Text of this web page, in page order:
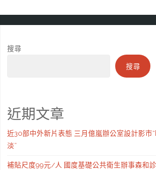
搜尋
搜尋
近期文章
近30部中外新片表態 三月億嵐辦公室設計影市
淡”
補貼尺度99元/人 國度基礎公共衛生辦事森和